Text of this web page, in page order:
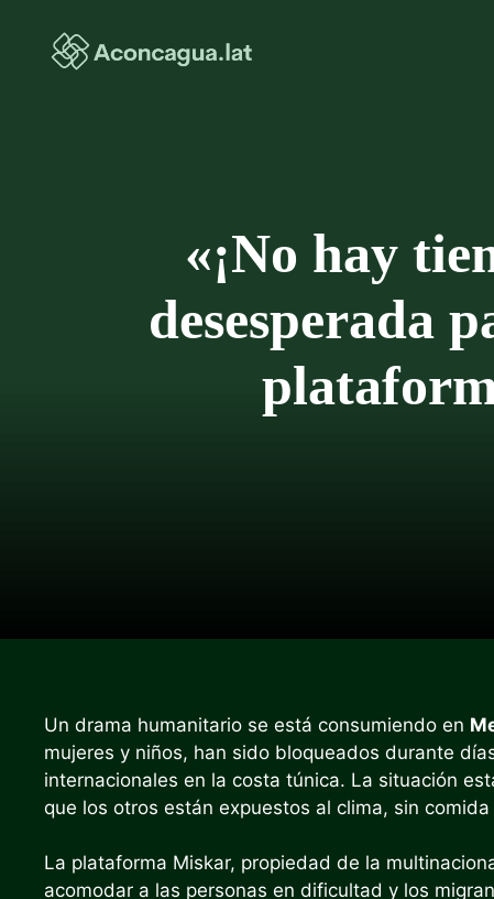
contenido
«¡No hay
desesperada
Un drama humanitario se está consumiendo en
mujeres y niños, han sido bloqueados durante
internacionales en la costa túnica. La situación
que los otros están expuestos al clima, sin
La plataforma Miskar, propiedad de la
acomodar a las personas en dificultad y los